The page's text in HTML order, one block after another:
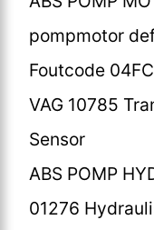
pompmotor
Foutcode
VAG 10785
Sensor
ABS POMP
01276